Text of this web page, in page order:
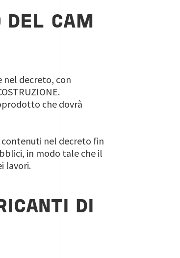
DEL CAM
decreto, con
che dovrà
nel decreto fin
in modo tale che il
lavori.
DI